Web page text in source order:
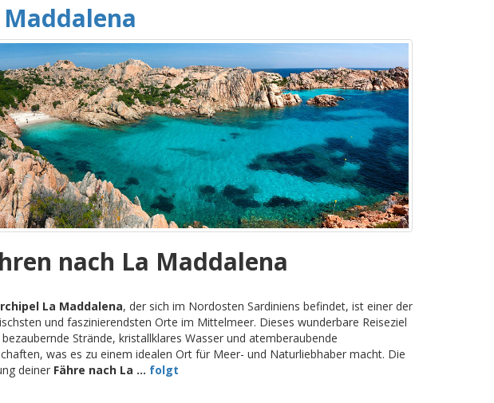
Maddalena
nach La Maddalena
La Maddalena, der sich im Nordosten Sardiniens befindet, ist einer der
und faszinierendsten Orte im Mittelmeer. Dieses wunderbare Reiseziel
Strände, kristallklares Wasser und atemberaubende
was es zu einem idealen Ort für Meer- und Naturliebhaber macht. Die
deiner Fähre nach La ... folgt